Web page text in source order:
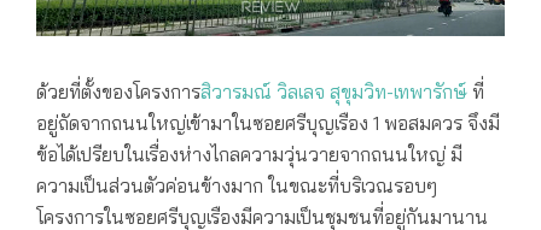
ด้วยที่ตั้งของโครงการสิวารมณ์ วิลเลจ สุขุมวิท-เทพารักษ์ ที่
อยู่ถัดจากถนนใหญ่เข้ามาในซอยศรีบุญเรือง 1 พอสมควร จึงมี
ข้อได้เปรียบในเรื่องห่างไกลความวุ่นวายจากถนนใหญ่ มี
ความเป็นส่วนตัวค่อนข้างมาก ในขณะที่บริเวณรอบๆ
โครงการในซอยศรีบุญเรืองมีความเป็นชุมชนที่อยู่กันมานาน